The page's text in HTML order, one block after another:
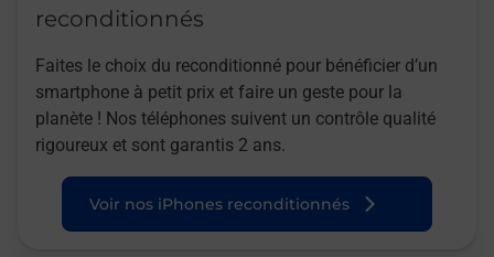
reconditionnés
Faites le choix du reconditionné pour bénéficier d’un
smartphone à petit prix et faire un geste pour la
planète ! Nos téléphones suivent un contrôle qualité
rigoureux et sont garantis 2 ans.
Voir nos iPhones reconditionnés